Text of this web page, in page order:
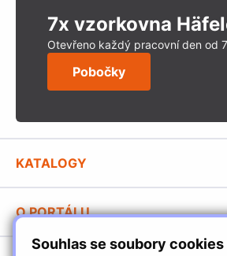
Souhlas se soubory cookies
7x vzorkovna
Otevřeno každý pracovní den od
Pobočky
KATALOGY
Stavební katalog Häfele
Brožury Häfele
O PORTÁLU
Provozovatel portálu